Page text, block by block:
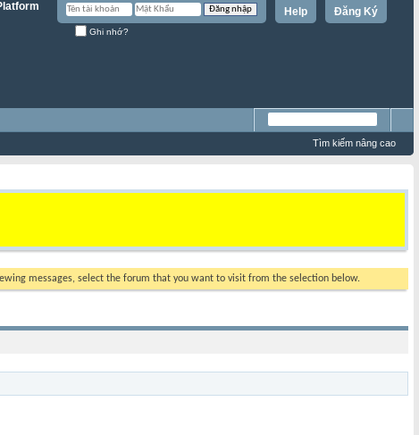
Đăng Ký
Help
Ghi nhớ?
Tìm kiếm nâng cao
messages, select the forum that you want to visit from the selection below.